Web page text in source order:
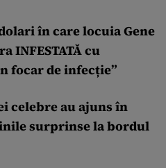
în care locuia Gene
INFESTATĂ cu
focar de infecție”
celebre au ajuns în
surprinse la bordul